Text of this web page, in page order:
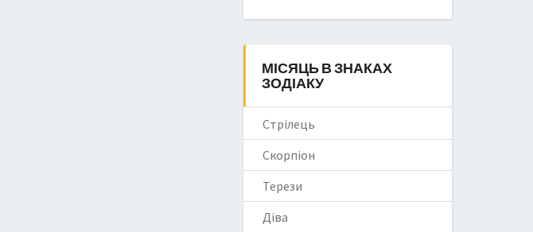
МІСЯЦЬ В ЗНАКАХ
ЗОДІАКУ
Стрілець
Скорпіон
Терези
Діва